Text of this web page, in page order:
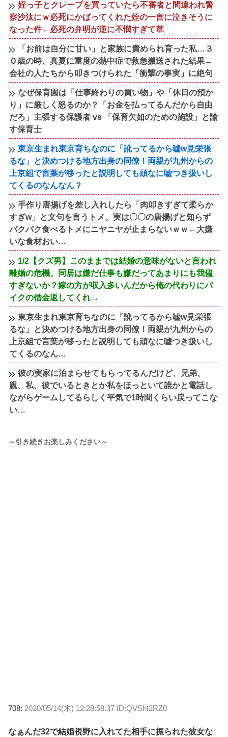
姪っ子とクレープを買っていたら不審者と間違われ警
察沙汰にｗ必死にかばってくれた姪の一言に泣きそうに
なった件←必死の弁明が逆に不憫すぎて草
「お前は自分に甘い」と家族に責められ育った私…３
０歳の時、真夏に重度の熱中症で救急搬送された結果→
会社の人たちから叩きつけられた「衝撃の事実」に絶句
なぜ保育園は「仕事終わりの買い物」や「休日の預か
り」に厳しく怒るのか？「お金を払ってるんだから自由
だろ」主張する保護者 vs 「保育欠如のための施設」と諭
す保育士
東京生まれ東京育ちなのに「訛ってるから嘘w見栄張
るな」と決めつける地方出身の同僚！両親が九州からの
上京組で言葉が移ったと説明しても頑なに嘘つき扱いし
てくるのなんなん？
手作り唐揚げを差し入れしたら「肉叩きすぎて柔らか
すぎw」と文句を言うトメ。実は〇〇の唐揚げと知らず
バクバク食べるトメにニヤニヤが止まらないｗｗ←大嫌
いな食材おい…
1/2【クズ男】このままでは結婚の意味がないと言われ
離婚の危機。同居は嫌だ仕事も嫌だってあまりにも我儘
すぎないか？嫁の方が収入多いんだから俺の代わりにバ
イクの借金返してくれ→
東京生まれ東京育ちなのに「訛ってるから嘘w見栄張
るな」と決めつける地方出身の同僚！両親が九州からの
上京組で言葉が移ったと説明しても頑なに嘘つき扱いし
てくるのなん…
彼の実家に泊まらせてもらってるんだけど、兄弟、
親、私、彼でいるときとか私をほっといて誰かと電話し
ながらゲームしてるらしく平気で1時間くらい戻ってこな
い…
～引き続きお楽しみください～
708: 2020/05/14(木) 12:28:58.37 ID:QVShI2RZ0
なぁんだ32で結婚視野に入れてた相手に振られた彼女な